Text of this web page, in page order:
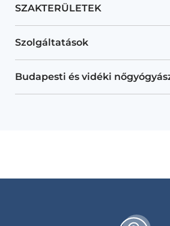
SZAKTERÜLETEK
Szolgáltatások
Budapesti és vidéki